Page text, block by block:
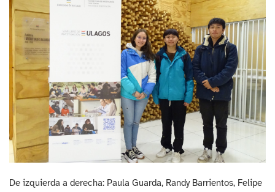
De izquierda a derecha: Paula Guarda, Randy Barrientos, Felipe